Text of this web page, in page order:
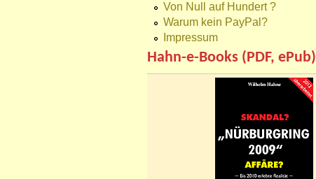
Von Null auf Hundert ?
Warum kein PayPal?
Impressum
Hahn-e-Books (PDF, ePub)